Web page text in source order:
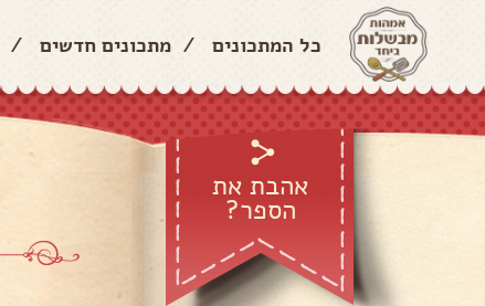
כל המתכונים / מתכונים חדשים /
אהבת את
הספר?